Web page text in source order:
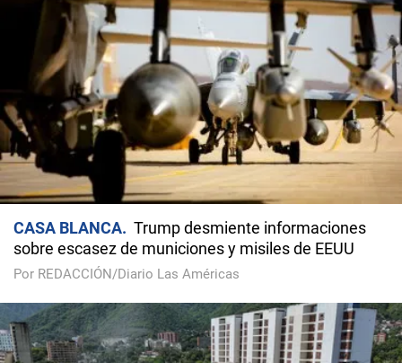
CASA BLANCA
Trump desmiente informaciones
sobre escasez de municiones y misiles de EEUU
Por REDACCIÓN/Diario Las Américas